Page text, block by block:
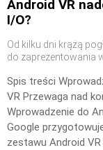
Android VR
I/O?
Od kilku dni krążą
do zaprezentowania
Spis treści
VR Przewaga nad
Wprowadzenie do
Google
zestawu Android